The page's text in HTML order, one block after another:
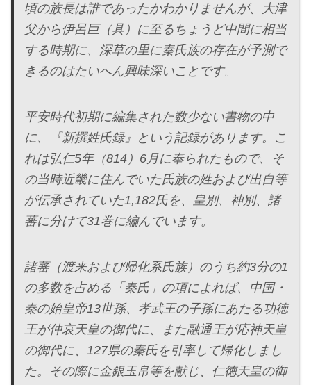
頃の族長は誰であったかわかりませんが、大津
父から伊呂巨（具）に至るちょうど中間に相当
する時期に、深草の里に秦氏族の存在が予測で
きるのはたいへん興味深いことです。
平安時代初期に編集された数少ない書物の中
に、『新撰姓氏録』という記録があります。こ
れは弘仁5年（814）6月に奉られたもので、そ
の当時近畿に住んでいた氏族の姓および出自等
が伝承されていた1,182氏を、皇別、神別、諸
蕃に分けて31巻に編んでいます。
諸蕃（渡来および帰化系氏族）のうち約3分の1
の多数を占める「秦氏」の項によれば、中国・
秦の始皇帝13世孫、孝武王の子孫にあたる功徳
王が仲哀天皇の御代に、また融通王が応神天皇
の御代に、127県の秦氏を引率して帰化しまし
た。その際に金銀玉帛等を献じ、仁徳天皇の御